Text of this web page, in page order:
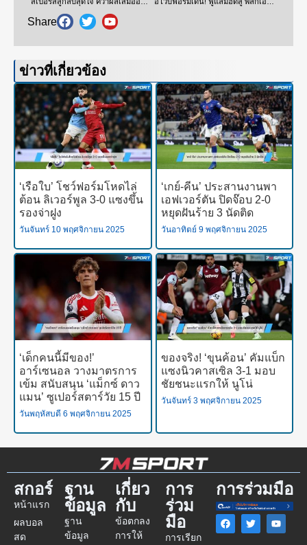
Share
ข่าวที่เกี่ยวข้อง
‘เรือใบ’ โชว์ฟอร์มโหดไล่
ต้อน ลิเวอร์พูล 3-0 แซงขึ้น
รองจ่าฝูง
วันจันทร์ 10 พฤศจิกายน 2025
‘เกย์-คีน’ ประสานงานพา
เอฟเวอร์ตัน ปิดจ๊อบ 2-0
หยุดฝันร้าย 3 นัดติด
วันอาทิตย์ 9 พฤศจิกายน 2025
‘เด็กคนนี้มีของ!’
อาร์เซนอล วางมาตรการ
เข้ม สนับสนุน ‘แม็กซ์ ดาว
แมน’ ซูเปอร์สตาร์วัย 15 ปี
วันพฤหัสบดี 6 พฤศจิกายน 2025
ของจริง! ‘ขุนค้อน’ คัมแบ็ก
แซงนิวคาสเซิล 3-1 มอบ
ชัยชนะแรกให้ นูโน่
วันจันทร์ 3 พฤศจิกายน 2025
สกอร์
หน้าแรก
ผลบอล
สด
ฐาน
ข้อมูล
ฐาน
ข้อมูล
เกี่ยว
กับ
ข้อตกลง
การให้
การ
ร่วม
มือ
การเรียก
การร่วมมือ